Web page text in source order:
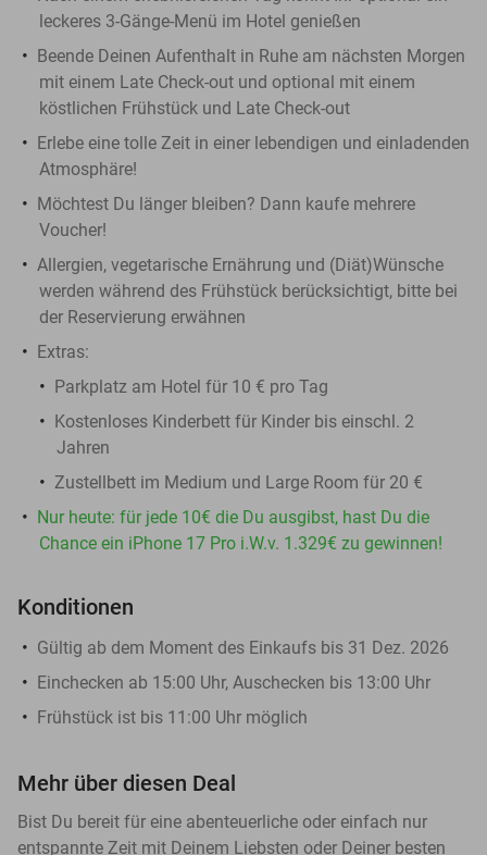
leckeres 3-Gänge-Menü im Hotel genießen
Beende Deinen Aufenthalt in Ruhe am nächsten Morgen
mit einem Late Check-out und optional mit einem
köstlichen Frühstück und Late Check-out
Erlebe eine tolle Zeit in einer lebendigen und einladenden
Atmosphäre!
Möchtest Du länger bleiben? Dann kaufe mehrere
Voucher!
Allergien, vegetarische Ernährung und (Diät)Wünsche
werden während des Frühstück berücksichtigt, bitte bei
der Reservierung erwähnen
Extras:
Parkplatz am Hotel für 10 € pro Tag
Kostenloses Kinderbett für Kinder bis einschl. 2
Jahren
Zustellbett im Medium und Large Room für 20 €
Nur heute: für jede 10€ die Du ausgibst, hast Du die
Chance ein iPhone 17 Pro i.W.v. 1.329€ zu gewinnen!
Konditionen
Gültig ab dem Moment des Einkaufs bis 31 Dez. 2026
Einchecken ab 15:00 Uhr, Auschecken bis 13:00 Uhr
Frühstück ist bis 11:00 Uhr möglich
Mehr über diesen Deal
Bist Du bereit für eine abenteuerliche oder einfach nur
entspannte Zeit mit Deinem Liebsten oder Deiner besten